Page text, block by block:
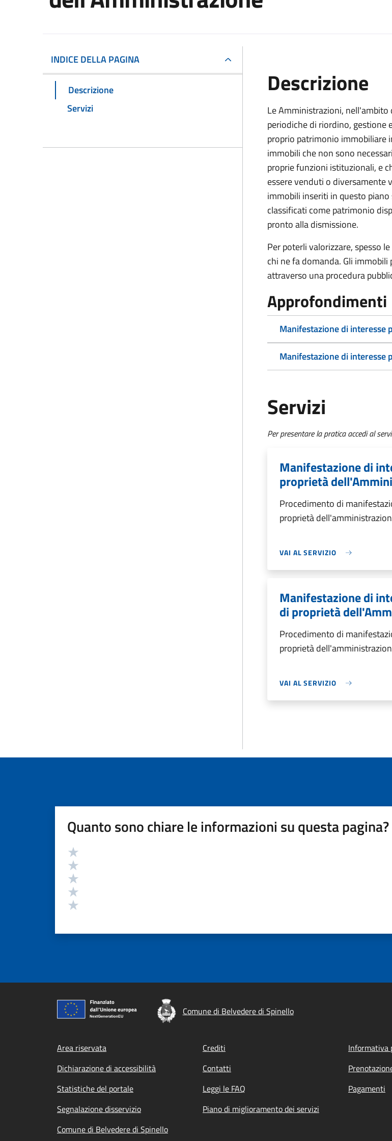
INDICE DELLA PAGINA
Descrizione
Servizi
Descrizione
Le Amministrazioni,
periodiche di riordino, gestione
proprio patrimonio immobiliare
immobili che non sono
proprie funzioni istituzionali, e
essere venduti o diversamente
immobili inseriti in questo piano
classificati come patrimonio
pronto alla dismissione.
Per poterli valorizzare, spesso
chi ne fa domanda. Gli
attraverso una procedura
Approfondimenti
Manifestazione di
Manifestazione di interesse
Servizi
Per presentare la pratica accedi al
Manifestazione di
proprietà
Procedimento di
proprietà
VAI AL SERVIZIO
Manifestazione di
di proprietà
Procedimento di
proprietà
VAI AL SERVIZIO
Quanto sono chiare le informazioni su questa pagina?
Valutazione
Comune di Belvedere di Spinello
Footer menu
Area riservata Crediti Informativa
Dichiarazione di accessibilità
Contatti
Statistiche del portale
Leggi le FAQ Pagamenti
Segnalazione disservizio
Piano di miglioramento dei servizi
Comune di Belvedere di Spinello